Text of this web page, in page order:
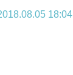
18:04